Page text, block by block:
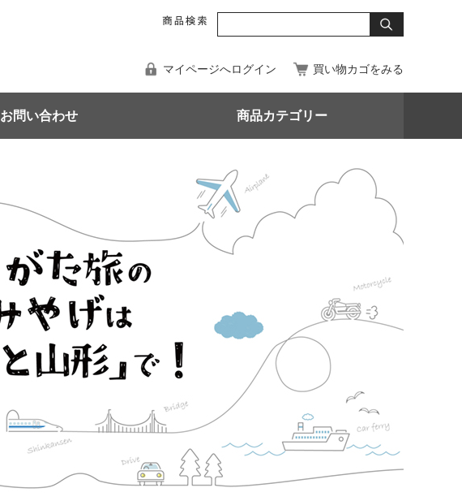
マイページへログイン 買い物カゴをみる
お問い合わせ 商品カテゴリー